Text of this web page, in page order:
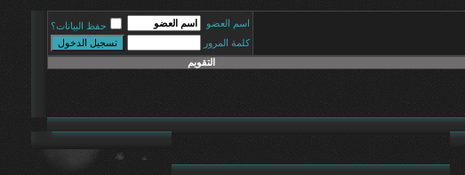
اسم العضو
حفظ البيانات؟
كلمة المرور
التقويم